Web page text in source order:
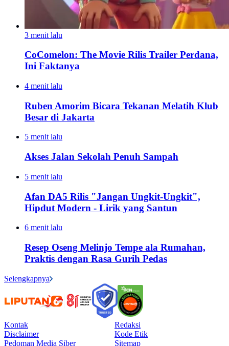
3 menit lalu
CoComelon: The Movie Rilis Trailer Perdana,
Ini Faktanya
4 menit lalu
Ruben Amorim Bicara Tekanan Melatih Klub
Besar di Jakarta
5 menit lalu
Akses Jalan Sekolah Penuh Sampah
5 menit lalu
Afan DA5 Rilis "Jangan Ungkit-Ungkit",
Hipdut Modern - Lirik yang Santun
6 menit lalu
Resep Oseng Melinjo Tempe ala Rumahan,
Praktis dengan Rasa Gurih Pedas
Selengkapnya
Kontak
Redaksi
Disclaimer
Kode Etik
Pedoman Media Siber
Sitemap